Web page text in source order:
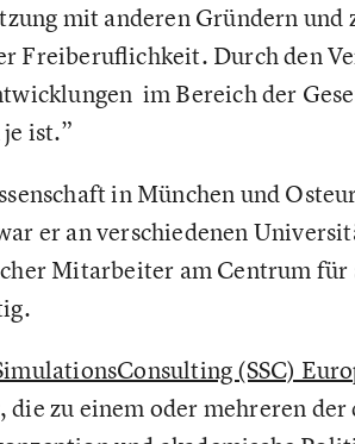
mit anderen Gründern und
Freiberuflichkeit. Durch den
im Bereich der
ist.”
in München und
er an verschiedenen
Mitarbeiter am Centrum für
(SSC)
zu einem oder mehreren der